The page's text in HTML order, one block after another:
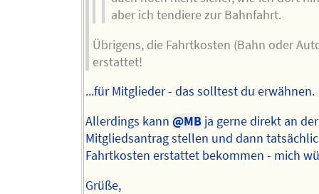
aber ich tendiere zur Bahnfahrt.
Übrigens, die Fahrtkosten (Bahn oder
erstattet!
...für Mitglieder - das solltest du erwähnen.
Allerdings kann @MBja gerne direkt an
Mitgliedsantrag stellen und dann
Fahrtkosten erstattet bekommen - mich
Grüße,